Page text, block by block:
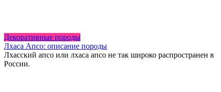
Декоративные породы
Лхаса Апсо: описание породы
Лхасский апсо или лхаса апсо не так широко распространен в
России.